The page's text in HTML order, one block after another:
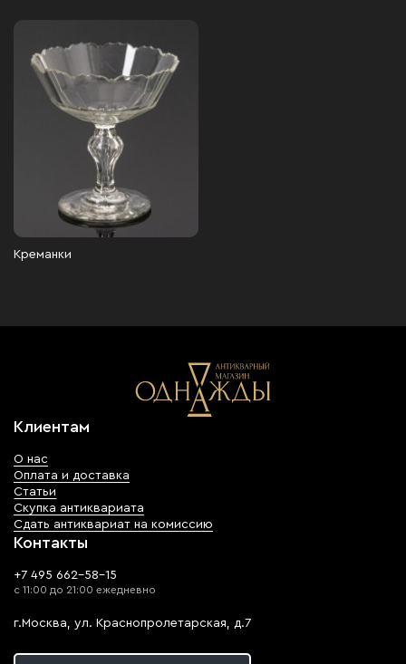
Креманки
Клиентам
О нас
Оплата и доставка
Статьи
Скупка антиквариата
Сдать антиквариат на комиссию
Контакты
+7 495 662-58-15
с 11:00 до 21:00 ежедневно
г.Москва, ул. Краснопролетарская, д.7